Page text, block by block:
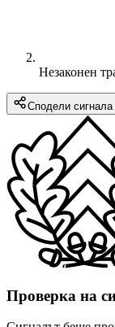
Незаконен
Сподели сигнала
Проверка на